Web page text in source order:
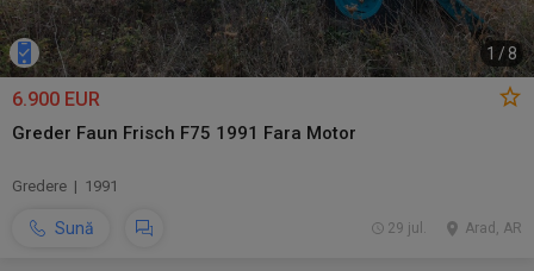
1 /8
6.900 EUR
Greder Faun Frisch F75 1991 Fara Motor
Gredere | 1991
Sună Arad, AR
29 jul.